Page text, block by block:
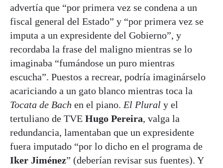
advertía que “por primera vez se condena a un
fiscal general del Estado” y “por primera vez se
imputa a un expresidente del Gobierno”, y
recordaba la frase del maligno mientras se lo
imaginaba “fumándose un puro mientras
escucha”. Puestos a recrear, podría imaginárselo
acariciando a un gato blanco mientras toca la
Tocata de Bach en el piano. El Plural y el
tertuliano de TVE Hugo Pereira, valga la
redundancia, lamentaban que un expresidente
fuera imputado “por lo dicho en el programa de
Iker Jiménez” (deberían revisar sus fuentes). Y